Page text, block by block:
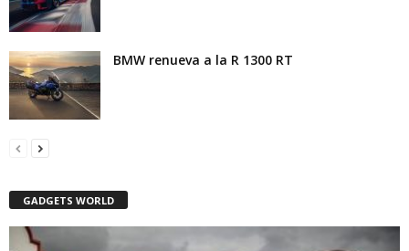
BMW renueva a la R 1300 RT
GADGETS WORLD